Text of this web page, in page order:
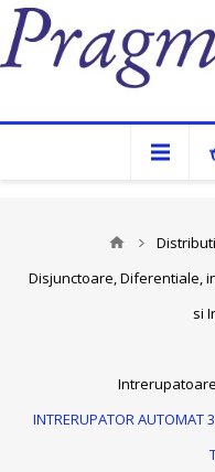
Pragmatic TCV
Disjunctoare, Diferentiale,
si
INTRERUPATOR AUTOMAT